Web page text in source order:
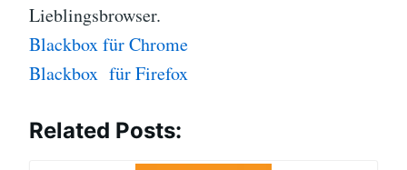
Lieblingsbrowser.
Blackbox für Chrome
Blackbox für Firefox
Related Posts: